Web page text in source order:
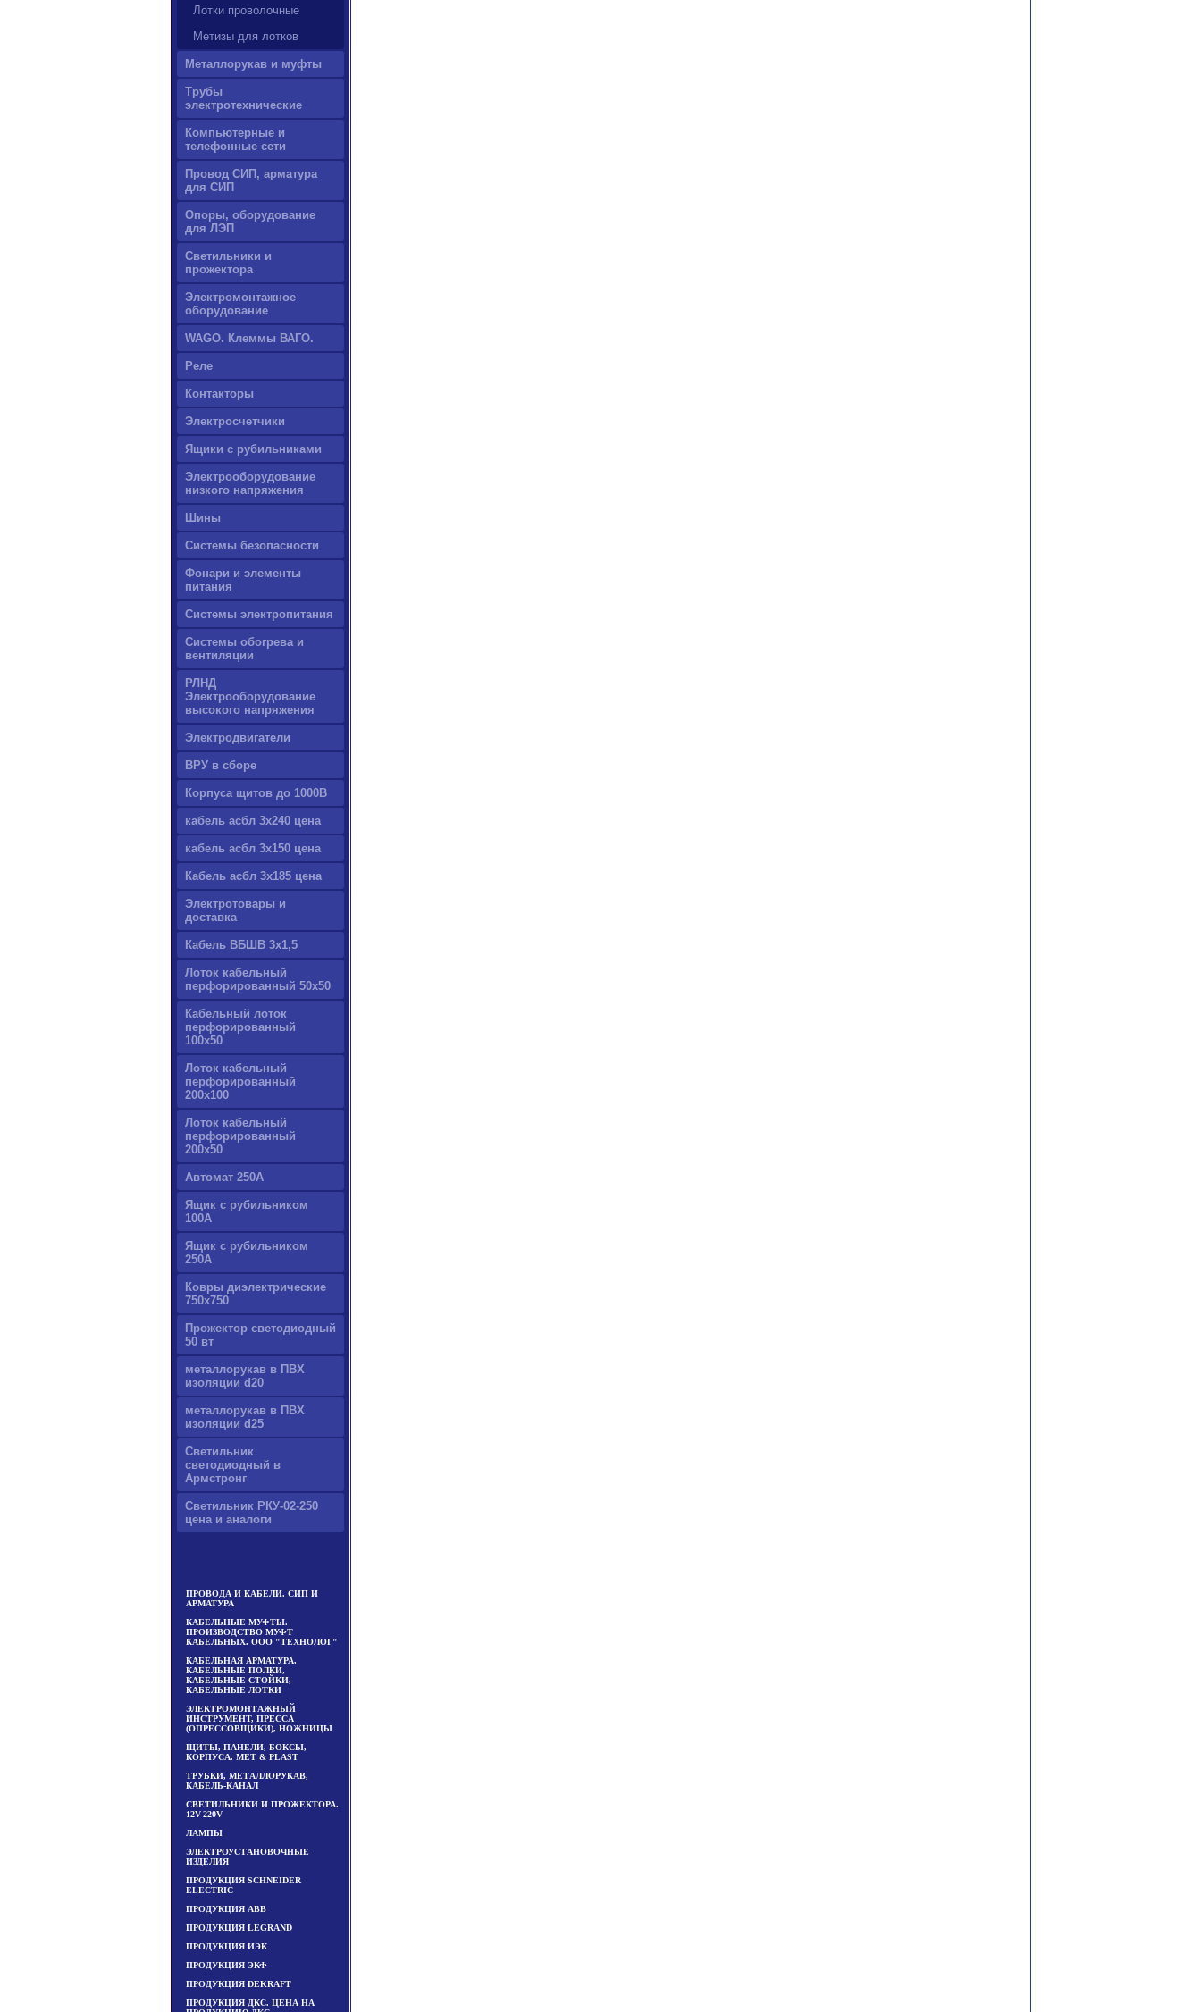
Лотки проволочные
Метизы для лотков
Металлорукав и муфты
Трубы
электротехнические
Компьютерные и
телефонные сети
Провод СИП, арматура
для СИП
Опоры, оборудование
для ЛЭП
Светильники и
прожектора
Электромонтажное
оборудование
WAGO. Клеммы ВАГО.
Реле
Контакторы
Электросчетчики
Ящики с рубильниками
Электрооборудование
низкого напряжения
Шины
Системы безопасности
Фонари и элементы
питания
Системы электропитания
Системы обогрева и
вентиляции
РЛНД
Электрооборудование
высокого напряжения
Электродвигатели
ВРУ в сборе
Корпуса щитов до 1000В
кабель асбл 3х240 цена
кабель асбл 3х150 цена
Кабель асбл 3х185 цена
Электротовары и
доставка
Кабель ВБШВ 3х1,5
Лоток кабельный
перфорированный 50х50
Кабельный лоток
перфорированный
100х50
Лоток кабельный
перфорированный
200х100
Лоток кабельный
перфорированный
200х50
Автомат 250А
Ящик с рубильником
100А
Ящик с рубильником
250А
Ковры диэлектрические
750х750
Прожектор светодиодный
50 вт
металлорукав в ПВХ
изоляции d20
металлорукав в ПВХ
изоляции d25
Светильник
светодиодный в
Армстронг
Светильник РКУ-02-250
цена и аналоги
ПРОВОДА И КАБЕЛИ. СИП И
АРМАТУРА
КАБЕЛЬНЫЕ МУФТЫ.
ПРОИЗВОДСТВО МУФТ
КАБЕЛЬНЫХ. ООО "ТЕХНОЛОГ"
КАБЕЛЬНАЯ АРМАТУРА,
КАБЕЛЬНЫЕ ПОЛКИ,
КАБЕЛЬНЫЕ СТОЙКИ,
КАБЕЛЬНЫЕ ЛОТКИ
ЭЛЕКТРОМОНТАЖНЫЙ
ИНСТРУМЕНТ, ПРЕССА
(ОПРЕССОВЩИКИ), НОЖНИЦЫ
ЩИТЫ, ПАНЕЛИ, БОКСЫ,
КОРПУСА. MET & PLAST
ТРУБКИ, МЕТАЛЛОРУКАВ,
КАБЕЛЬ-КАНАЛ
СВЕТИЛЬНИКИ И ПРОЖЕКТОРА.
12V-220V
ЛАМПЫ
ЭЛЕКТРОУСТАНОВОЧНЫЕ
ИЗДЕЛИЯ
ПРОДУКЦИЯ SCHNEIDER
ELECTRIC
ПРОДУКЦИЯ ABB
ПРОДУКЦИЯ LEGRAND
ПРОДУКЦИЯ ИЭК
ПРОДУКЦИЯ ЭКФ
ПРОДУКЦИЯ DEKRAFT
ПРОДУКЦИЯ ДКС. ЦЕНА НА